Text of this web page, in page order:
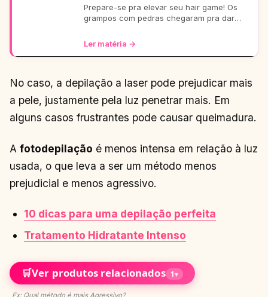
Prepare-se pra elevar seu hair game! Os
grampos com pedras chegaram pra dar
casual a uma festa b
Ler matéria →
No caso, a depilação a laser pode prejudicar mais
a pele, justamente pela luz penetrar mais. Em
alguns casos frustrantes pode causar queimadura.
A fotodepilação é menos intensa em relação à luz
usada, o que leva a ser um método menos
prejudicial e menos agressivo.
10 dicas para uma depilação perfeita
Tratamento Hidratante Intenso
🛒Ver produtos relacionados 1▾
Ex: Qual método é mais Agressivo?